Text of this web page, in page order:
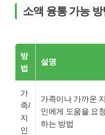
소액 융통 가능 방
방
법
설명
가
족/
지
인
가족이나 가까운 지
인에게 도움을 요청
하는 방법